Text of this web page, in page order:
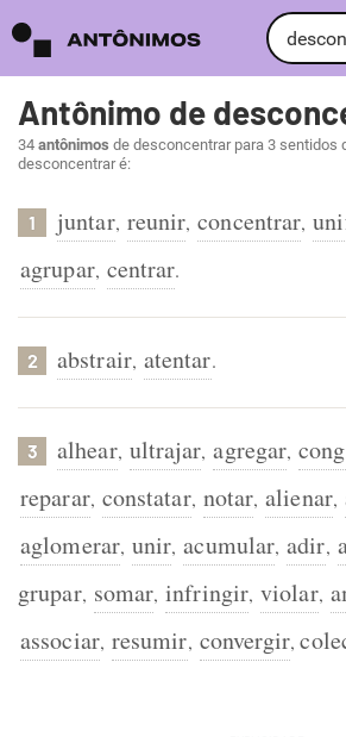
Antônimo de
34 antônimos de desconcentrar para 3 sentidos
desconcentrar é:
1 juntar, reunir, concentrar,
agrupar, centrar.
2 abstrair, atentar.
3 alhear, ultrajar, agregar,
reparar, constatar, notar, alienar,
aglomerar, unir, acumular, adir,
grupar, somar, infringir, violar,
associar, resumir, convergir,